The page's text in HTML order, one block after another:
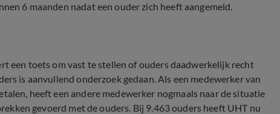
6 maanden nadat een ouder zich heeft aangemeld.
een toets om vast te stellen of ouders daadwerkelijk recht
is aanvullend onderzoek gedaan. Als een medewerker van
heeft een andere medewerker nogmaals naar de situatie
gevoerd met de ouders. Bij 9.463 ouders heeft UHT nu